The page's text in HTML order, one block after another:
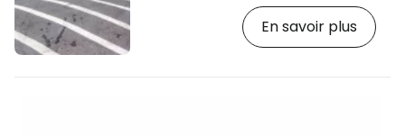
Jaegersborggade, vous divertira
pendant de nombreuses soirées. [btn
"Voir les hôtels dans le centre de
En savoir plus